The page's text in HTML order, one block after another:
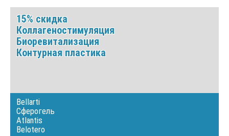
15% скидка
Коллагеностимуляция
Биоревитализация
Контурная пластика
Bellarti
Сферогель
Atlantis
Belotero